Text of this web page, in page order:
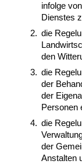
infolge
Dienstes
2. die
den
3. die
der
der
Personen
4. die
der
Anstalten